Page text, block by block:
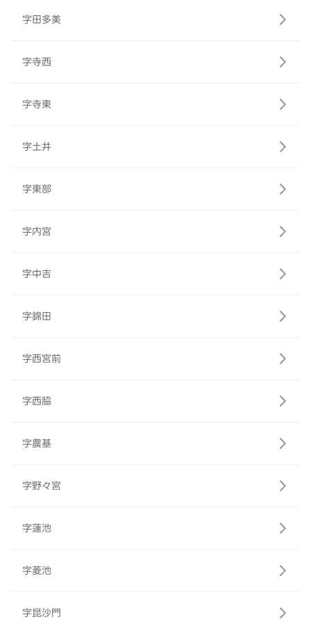
字田多美
字寺西
字寺東
字土井
字東部
字内宮
字中吉
字錦田
字西宮前
字西脇
字農基
字野々宮
字蓮池
字菱池
字昆沙門